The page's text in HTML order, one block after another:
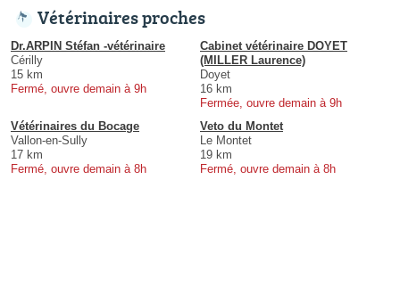
Vétérinaires proches
Dr.ARPIN Stéfan -vétérinaire
Cérilly
15 km
Fermé, ouvre demain à 9h
Cabinet vétérinaire DOYET
(MILLER Laurence)
Doyet
16 km
Fermée, ouvre demain à 9h
Vétérinaires du Bocage
Vallon-en-Sully
17 km
Fermé, ouvre demain à 8h
Veto du Montet
Le Montet
19 km
Fermé, ouvre demain à 8h